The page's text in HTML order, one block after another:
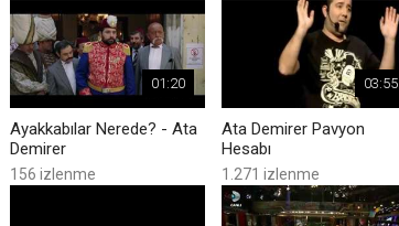
01:20
Ayakkabılar Nerede? - Ata
Demirer
156 izlenme
03:55
Ata Demirer Pavyon
Hesabı
1.271 izlenme